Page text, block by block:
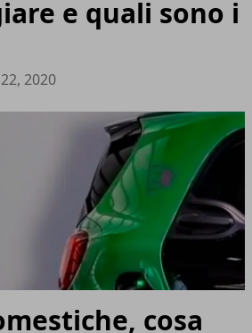
e quali sono i
2020
cosa